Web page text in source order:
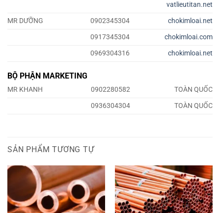
vatlieutitan.net
MR DƯỠNG
0902345304
chokimloai.net
0917345304
chokimloai.com
0969304316
chokimloai.net
BỘ PHẬN MARKETING
MR KHANH 0902280582
TOÀN QUỐC
0936304304
TOÀN QUỐC
SẢN PHẨM TƯƠNG TỰ